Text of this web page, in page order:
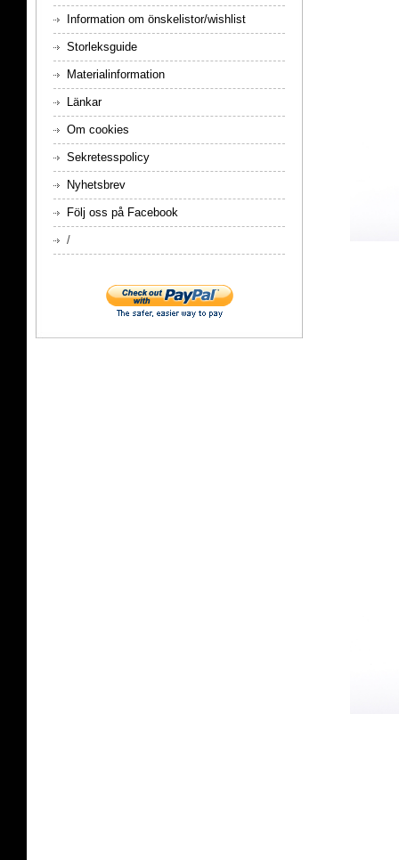
Information om önskelistor/wishlist
Storleksguide
Materialinformation
Länkar
Om cookies
Sekretesspolicy
Nyhetsbrev
Följ oss på Facebook
/